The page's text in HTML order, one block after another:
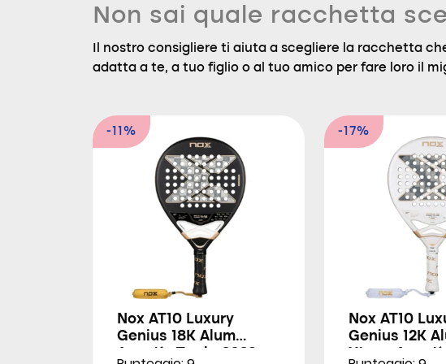
Non sai quale racchetta
Il nostro consigliere ti aiuta a scegliere la racchetta
adatta a te, a tuo figlio o al tuo amico per fare loro il
-11%
Nox AT10 Luxury
Genius 18K Alum
-17%
Nox AT10
Genius 12K